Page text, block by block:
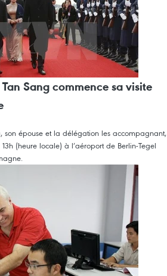
Sang commence sa visite
son épouse et la délégation les accompagnant,
(heure locale) à l’aéroport de Berlin-Tegel